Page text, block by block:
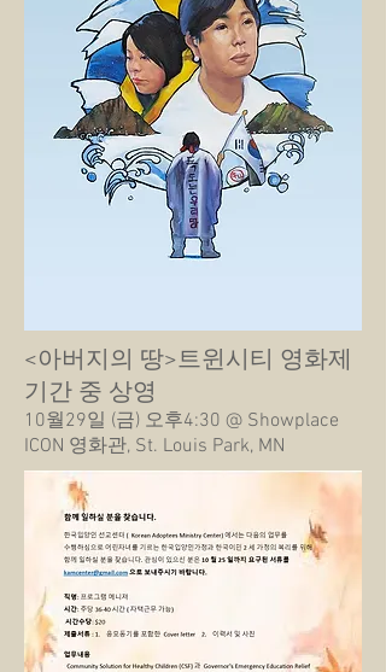
<아버지의 땅>트윈시티 영화제
기간 중 상영
10월29일 (금) 오후4:30 @ Showplace
ICON 영화관, St. Louis Park, MN